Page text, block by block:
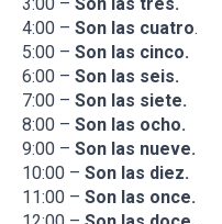
3:00 – Son las tres.
4:00 – Son las cuatro.
5:00 – Son las cinco.
6:00 – Son las seis.
7:00 – Son las siete.
8:00 – Son las ocho.
9:00 – Son las nueve.
10:00 – Son las diez.
11:00 – Son las once.